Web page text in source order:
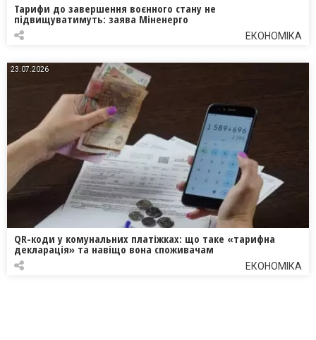
Тарифи до завершення воєнного стану не
підвищуватимуть: заява Міненерго
ЕКОНОМІКА
23.07.2026
QR-коди у комунальних платіжках: що таке «тарифна
декларація» та навіщо вона споживачам
ЕКОНОМІКА